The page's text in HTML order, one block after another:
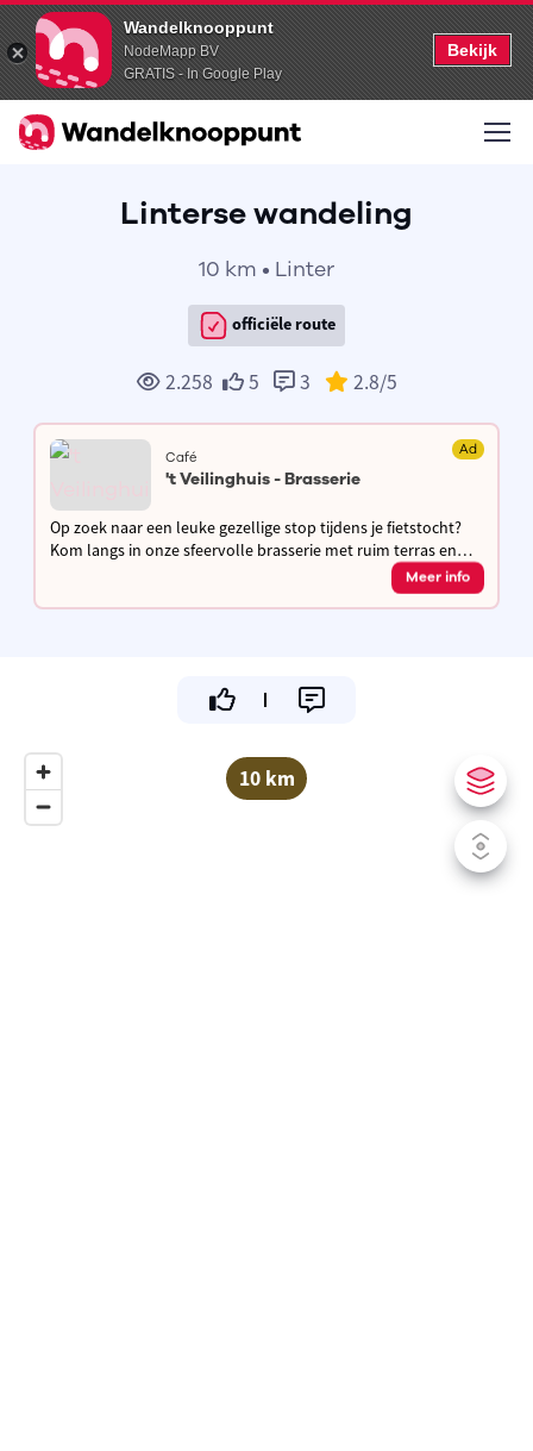
Wandelknooppunt
NodeMapp BV
GRATIS - In Google Play
Bekijk
Linterse wandeling
10 km • Linter
officiële route
2.258 5 3 2.8/5
Café Ad
't Veilinghuis - Brasserie
Op zoek naar een leuke gezellige stop tijdens je fietstocht?
Kom langs in onze sfeervolle brasserie met ruim terras en
laad je fiets gratis op terwijl je geniet van een hapje & een
Meer info
10 km